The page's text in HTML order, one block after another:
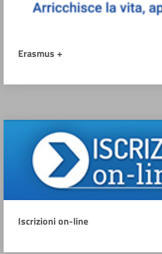
Erasmus +
Iscrizioni on-line